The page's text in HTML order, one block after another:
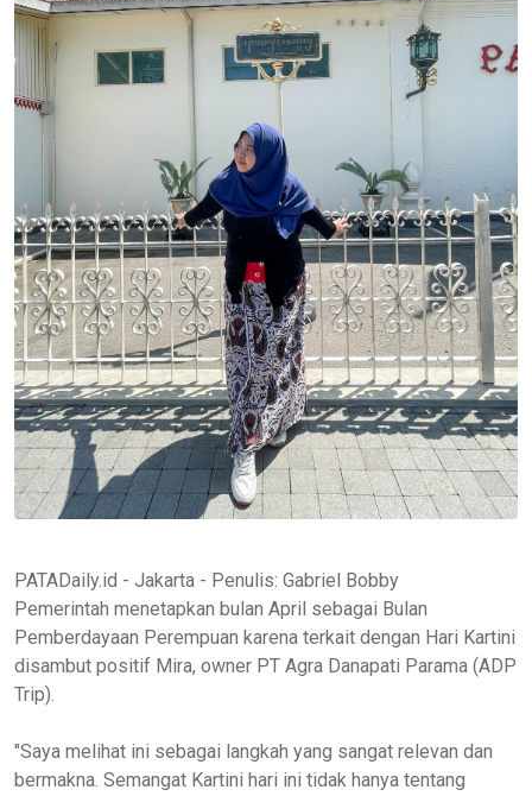
PATADaily.id - Jakarta - Penulis: Gabriel Bobby
Pemerintah menetapkan bulan April sebagai Bulan
Pemberdayaan Perempuan karena terkait dengan Hari Kartini
disambut positif Mira, owner PT Agra Danapati Parama (ADP
Trip).
"Saya melihat ini sebagai langkah yang sangat relevan dan
bermakna. Semangat Kartini hari ini tidak hanya tentang